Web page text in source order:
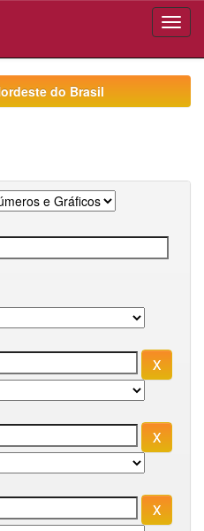
do Brasil